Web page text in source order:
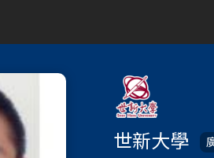
世新大學